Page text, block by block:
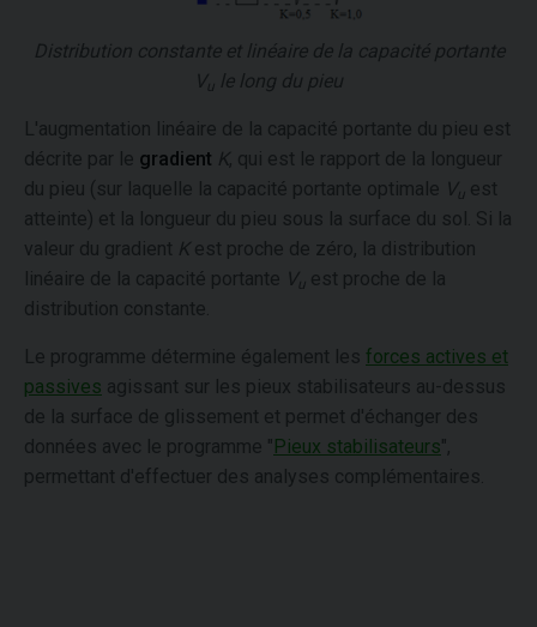
Distribution constante et linéaire de la capacité portante
Vu le long du pieu
L'augmentation linéaire de la capacité portante du pieu est
décrite par le gradient K, qui est le rapport de la longueur
du pieu (sur laquelle la capacité portante optimale Vu est
atteinte) et la longueur du pieu sous la surface du sol. Si la
valeur du gradient Kest proche de zéro, la distribution
linéaire de la capacité portante Vu est proche de la
distribution constante.
Le programme détermine également les forces actives et
passives agissant sur les pieux stabilisateurs au-dessus
de la surface de glissement et permet d'échanger des
données avec le programme "Pieux stabilisateurs",
permettant d'effectuer des analyses complémentaires.